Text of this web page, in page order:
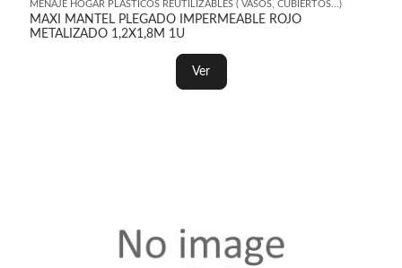
MENAJE HOGAR PLASTICOS REUTILIZABLES ( VASOS, CUBIERTOS...)
MAXI MANTEL PLEGADO IMPERMEABLE ROJO
METALIZADO 1,2X1,8M 1U
Ver